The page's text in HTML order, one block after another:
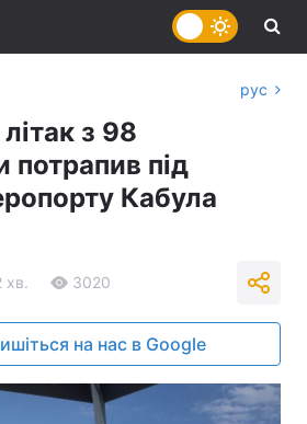
рус
з 98
під
Кабула
хв. 3020
на нас в Google